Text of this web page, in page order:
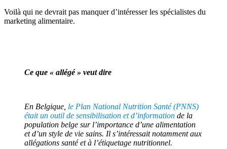
Voilà qui ne devrait pas manquer d’intéresser les spécialistes du
marketing alimentaire.
Ce que « allégé » veut dire
En Belgique, le Plan National Nutrition Santé (PNNS)
était un outil de sensibilisation et d’information de la
population belge sur l’importance d’une alimentation
et d’un style de vie sains. Il s’intéressait notamment aux
allégations santé et à l’étiquetage nutritionnel.